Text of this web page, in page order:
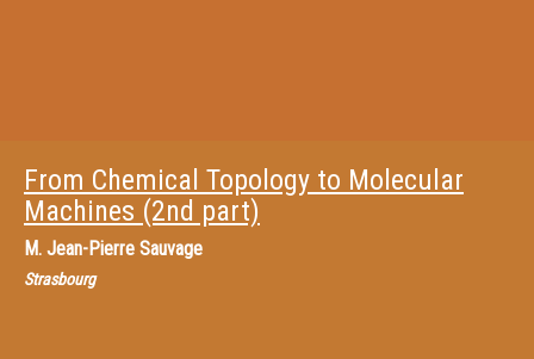
From Chemical Topology to Molecular
Machines (2nd part)
M. Jean-Pierre Sauvage
Strasbourg